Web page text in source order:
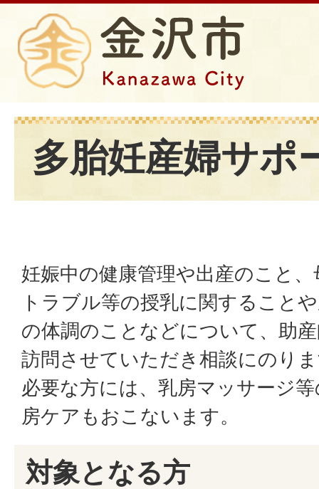
多胎妊産婦サポ
妊娠中の健康管理や出産のこと、
トラブル等の授乳に関すること
の体調のことなどについて、助
訪問させていただき相談にのり
必要な方には、乳房マッサージ
房ケアもおこないます。
対象となる方